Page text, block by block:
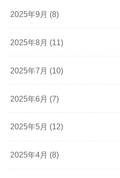
2025年9月 (8)
2025年8月 (11)
2025年7月 (10)
2025年6月 (7)
2025年5月 (12)
2025年4月 (8)